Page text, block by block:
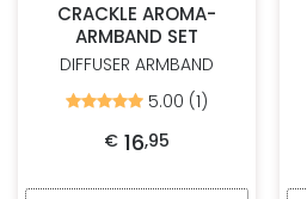
CRACKLE AROMA-
ARMBAND SET
DIFFUSER ARMBAND
Bewertet
5.00
von
5.00 (1)
€ 16,95